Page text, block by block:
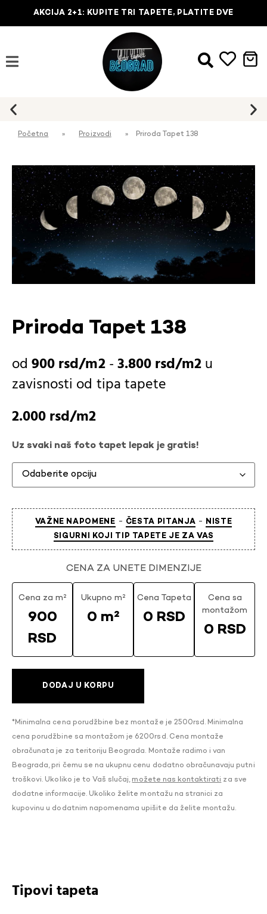
AKCIJA 2+1: KUPITE TRI TAPETE, PLATITE DVE
Početna » Proizvodi » Priroda Tapet 138
Priroda Tapet 138
900rsd -3.800rsd
u
zavisnosti od tipa tapete
2.000rsd
Uz svaki naš foto tapet lepak je gratis!
VAŽNE NAPOMENE - ČESTA PITANJA - NISTE
SIGURNI KOJI TIP TAPETE JE ZA VAS
CENA ZA UNETE DIMENZIJE
Cena za m²
900
RSD
Ukupno m²
0 m²
Cena Tapeta
0 RSD
Cena sa
montažom
0 RSD
DODAJ U KORPU
*Minimalna cena porudžbine bez montaže je 2500rsd. Minimalna
cena porudžbine sa montažom je 6200rsd. Cena montaže
obračunata je za teritoriju Beograda. Montaže radimo i van
Beograda, pri čemu se na ukupnu cenu dodatno obračunavaju putni
troškovi. Ukoliko je to Vaš slučaj, možete nas kontaktirati za sve
dodatne informacije. Ukoliko želite montažu na stranici za
kupovinu u dodatnim napomenama upišite da želite montažu.
Tipovi tapeta